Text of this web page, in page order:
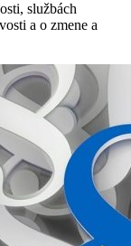
službách
a o zmene a